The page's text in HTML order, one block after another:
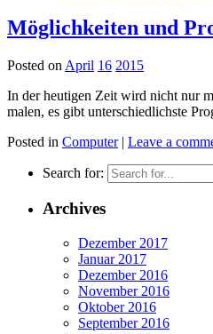
Möglichkeiten und
Posted on April 16 2015
In der heutigen Zeit wird nicht nur
malen, es gibt unterschiedlichste
Posted in Computer| Leave a
Search for:
Archives
Dezember 2017
Januar 2017
Dezember 2016
November 2016
Oktober 2016
September 2016